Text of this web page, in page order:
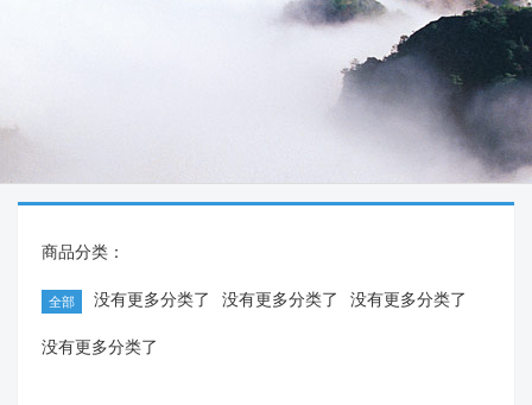
商品分类：
全部 没有更多分类了 没有更多分类了 没有更多分类了
没有更多分类了